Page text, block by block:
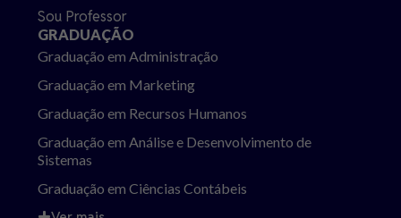
Sou Professor
GRADUAÇÃO
Graduação em Administração
Graduação em Marketing
Graduação em Recursos Humanos
Graduação em Análise e Desenvolvimento de
Sistemas
Graduação em Ciências Contábeis